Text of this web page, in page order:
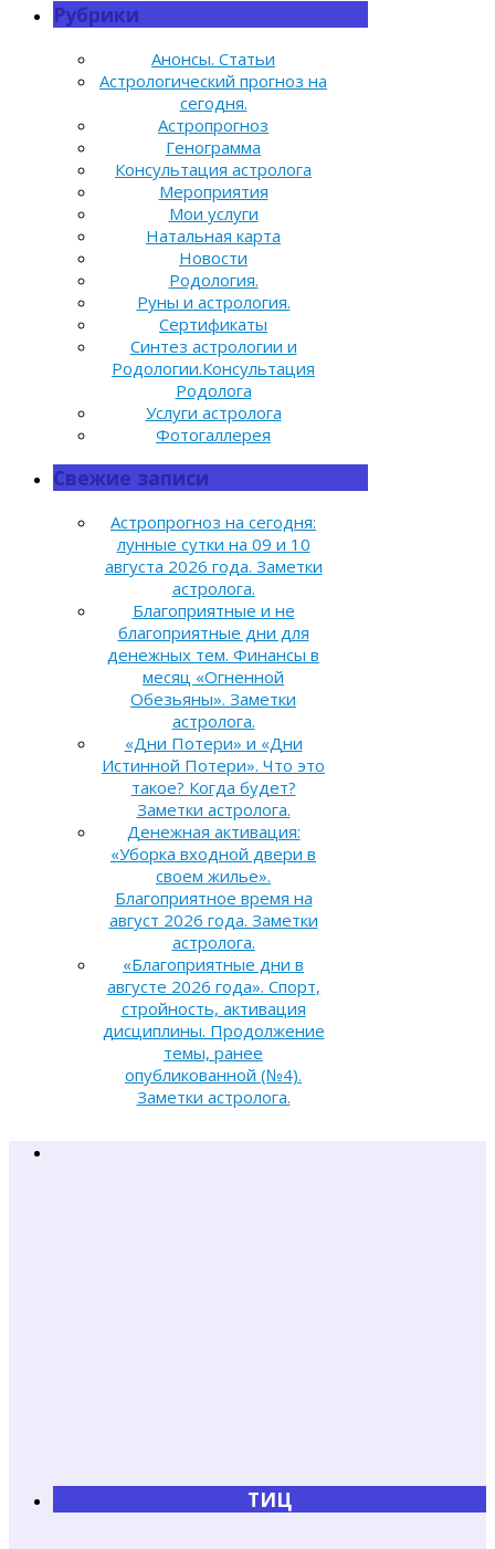
Рубрики
Анонсы. Статьи
Астрологический прогноз на
сегодня.
Астропрогноз
Генограмма
Консультация астролога
Мероприятия
Мои услуги
Натальная карта
Новости
Родология.
Руны и астрология.
Сертификаты
Синтез астрологии и
Родологии.Консультация
Родолога
Услуги астролога
Фотогаллерея
Свежие записи
Астропрогноз на сегодня:
лунные сутки на 09 и 10
августа 2026 года. Заметки
астролога.
Благоприятные и не
благоприятные дни для
денежных тем. Финансы в
месяц «Огненной
Обезьяны». Заметки
астролога.
«Дни Потери» и «Дни
Истинной Потери». Что это
такое? Когда будет?
Заметки астролога.
Денежная активация:
«Уборка входной двери в
своем жилье».
Благоприятное время на
август 2026 года. Заметки
астролога.
«Благоприятные дни в
августе 2026 года». Спорт,
стройность, активация
дисциплины. Продолжение
темы, ранее
опубликованной (№4).
Заметки астролога.
ТИЦ